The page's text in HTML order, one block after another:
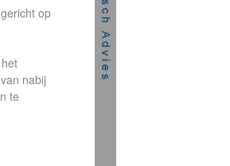
op
nabij
te